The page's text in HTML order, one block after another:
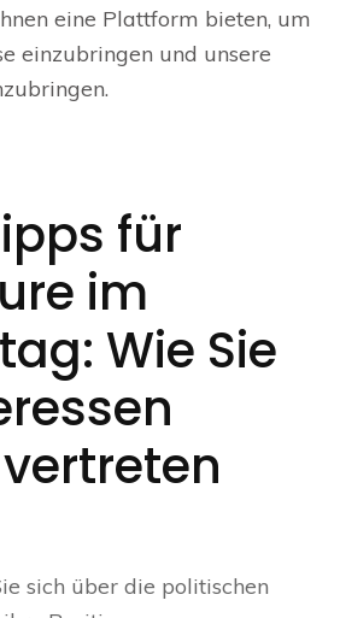
eine Plattform bieten, um
einzubringen und unsere
für
im
Wie Sie
sich über die politischen